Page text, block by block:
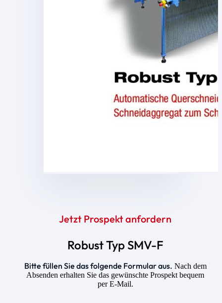
Jetzt Prospekt anfordern
Robust Typ SMV-F
Bitte füllen Sie das folgende Formular aus. Nach dem
Absenden erhalten Sie das gewünschte Prospekt bequem
per E-Mail.